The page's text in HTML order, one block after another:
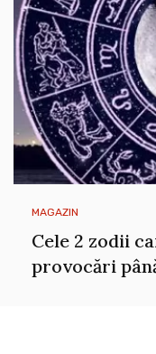
MAGAZIN
Cele 2 zodii
provocări